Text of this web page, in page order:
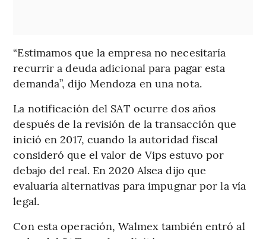
“Estimamos que la empresa no necesitaría
recurrir a deuda adicional para pagar esta
demanda”, dijo Mendoza en una nota.
La notificación del SAT ocurre dos años
después de la revisión de la transacción que
inició en 2017, cuando la autoridad fiscal
consideró que el valor de Vips estuvo por
debajo del real. En 2020 Alsea dijo que
evaluaría alternativas para impugnar por la vía
legal.
Con esta operación, Walmex también entró al